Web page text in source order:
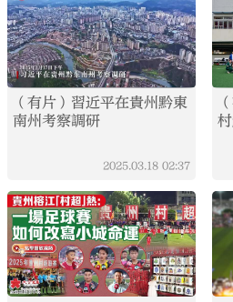
（有片）習近平在貴州黔東
南州考察調研
2025.03.18 02:37